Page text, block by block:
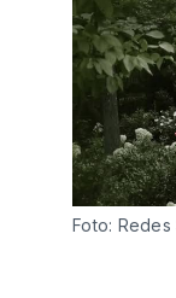
Foto: Redes